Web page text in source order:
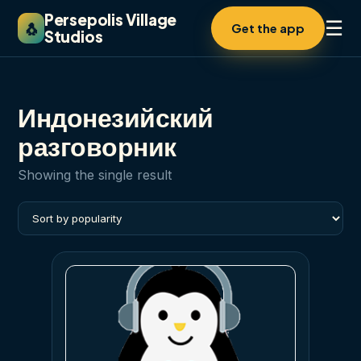
🐧 Persepolis Village
Studios
Get the app ☰
Индонезийский
разговорник
Showing the single result